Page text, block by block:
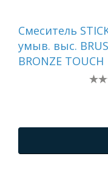
Смеситель
умыв. выс.
BRONZE TOUCH